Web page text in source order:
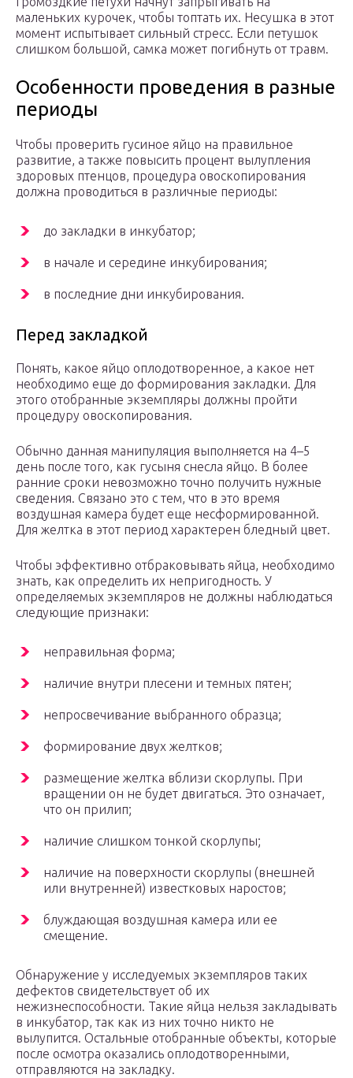
маленьких курочек, чтобы топтать их. Несушка в этот
момент испытывает сильный стресс. Если петушок
слишком большой, самка может погибнуть от травм.
Особенности проведения в разные
периоды
Чтобы проверить гусиное яйцо на правильное
развитие, а также повысить процент вылупления
здоровых птенцов, процедура овоскопирования
должна проводиться в различные периоды:
до закладки в инкубатор;
в начале и середине инкубирования;
в последние дни инкубирования.
Перед закладкой
Понять, какое яйцо оплодотворенное, а какое нет
необходимо еще до формирования закладки. Для
этого отобранные экземпляры должны пройти
процедуру овоскопирования.
Обычно данная манипуляция выполняется на 4–5
день после того, как гусыня снесла яйцо. В более
ранние сроки невозможно точно получить нужные
сведения. Связано это с тем, что в это время
воздушная камера будет еще несформированной.
Для желтка в этот период характерен бледный цвет.
Чтобы эффективно отбраковывать яйца, необходимо
знать, как определить их непригодность. У
определяемых экземпляров не должны наблюдаться
следующие признаки:
неправильная форма;
наличие внутри плесени и темных пятен;
непросвечивание выбранного образца;
формирование двух желтков;
размещение желтка вблизи скорлупы. При
вращении он не будет двигаться. Это означает,
что он прилип;
наличие слишком тонкой скорлупы;
наличие на поверхности скорлупы (внешней
или внутренней) известковых наростов;
блуждающая воздушная камера или ее
смещение.
Обнаружение у исследуемых экземпляров таких
дефектов свидетельствует об их
нежизнеспособности. Такие яйца нельзя закладывать
в инкубатор, так как из них точно никто не
вылупится. Остальные отобранные объекты, которые
после осмотра оказались оплодотворенными,
отправляются на закладку.